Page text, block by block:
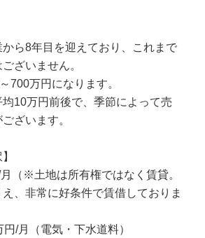
ら8年目を迎えており、これまで
ざいません。
700万円になります。
均10万円前後で、季節によって売
ざいます。
月（※土地は所有権ではなく賃貸。
、非常に好条件で賃借しておりま
円/月（電気・下水道料）